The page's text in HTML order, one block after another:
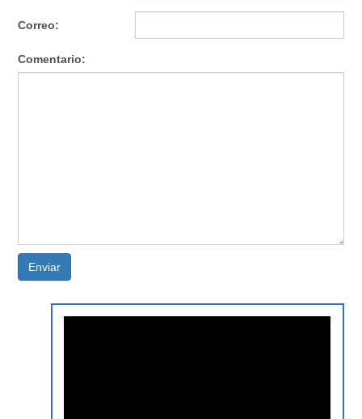
Correo:
Comentario:
Enviar